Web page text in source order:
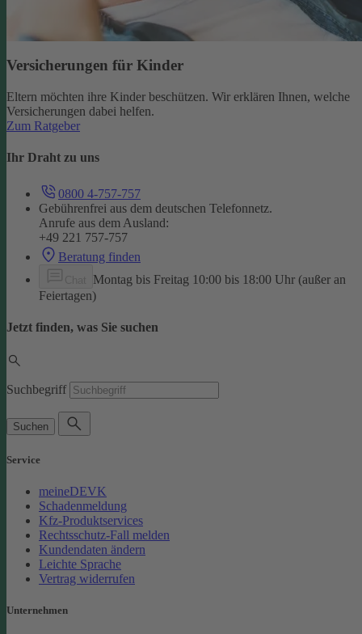
Versicherungen für Kinder
Eltern möchten ihre Kinder beschützen. Wir erklären Ihnen, welche
Versicherungen dabei helfen.
Zum Ratgeber
Ihr Draht zu uns
0800 4-757-757
Gebührenfrei aus dem deutschen Telefonnetz.
Anrufe aus dem Ausland:
+49 221 757-757
Beratung finden
Montag bis Freitag 10:00 bis 18:00 Uhr (außer an
Feiertagen)
Jetzt finden, was Sie suchen
Suchbegriff
Suchen
Service
meineDEVK
Schadenmeldung
Kfz-Produktservices
Rechtsschutz-Fall melden
Kundendaten ändern
Leichte Sprache
Vertrag widerrufen
Unternehmen